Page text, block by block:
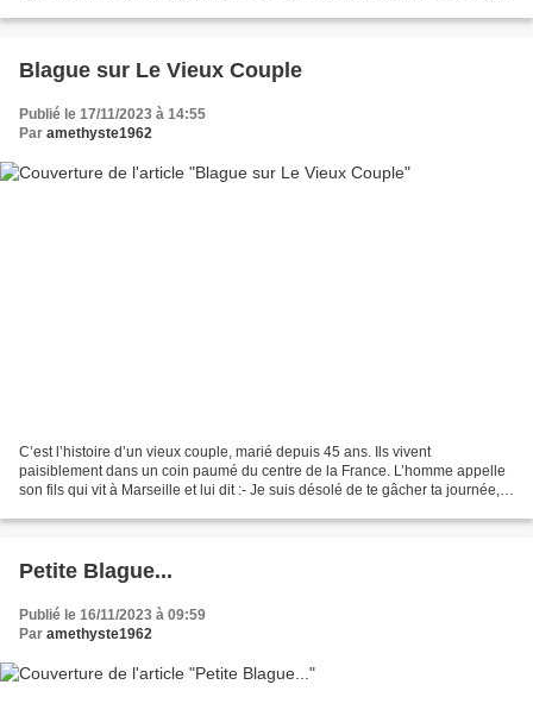
Blague sur Le Vieux Couple
Publié le 17/11/2023 à 14:55
Par amethyste1962
C’est l’histoire d’un vieux couple, marié depuis 45 ans. Ils vivent
paisiblement dans un coin paumé du centre de la France. L’homme appelle
son fils qui vit à Marseille et lui dit :- Je suis désolé de te gâcher ta journée,
Petite Blague...
Publié le 16/11/2023 à 09:59
Par amethyste1962